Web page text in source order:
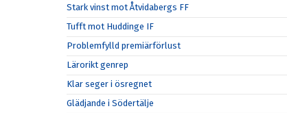
Stark vinst mot Åtvidabergs FF
Tufft mot Huddinge IF
Problemfylld premiärförlust
Lärorikt genrep
Klar seger i ösregnet
Glädjande i Södertälje